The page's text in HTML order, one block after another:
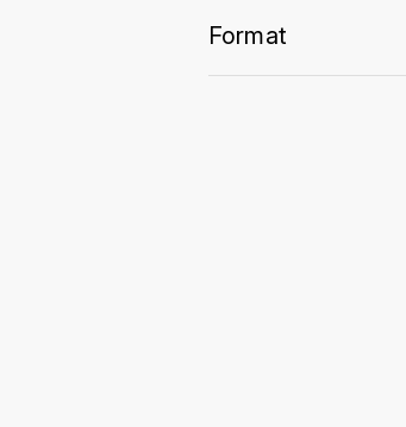
Format